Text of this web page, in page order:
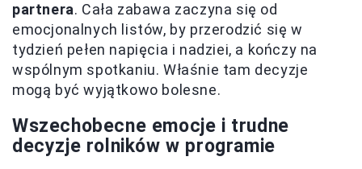
partnera. Cała zabawa zaczyna się od
emocjonalnych listów, by przerodzić się w
tydzień pełen napięcia i nadziei, a kończy na
wspólnym spotkaniu. Właśnie tam decyzje
mogą być wyjątkowo bolesne.
Wszechobecne emocje i trudne
decyzje rolników w programie